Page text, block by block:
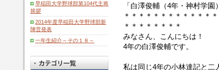
「白澤俊輔（4年・神村学
＊＊＊＊＊＊＊＊＊＊＊＊
＊＊＊＊＊＊＊＊
みなさん、こんにちは！
4年の白澤俊輔です。
私は同じ4年の小林達記と二
早稲田大学野球部第104代主将
挨拶
2014年度早稲田大学野球部新
陣営発表
一年生紹介～その１８～